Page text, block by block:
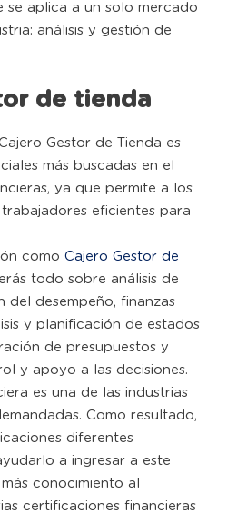
se aplica a un solo mercado
análisis y gestión de
de tienda
Gestor de Tienda es
más buscadas en el
ya que permite a los
eficientes para
como Cajero Gestor de
todo sobre análisis de
del desempeño, finanzas
y planificación de estados
de presupuestos y
y apoyo a las decisiones.
es una de las industrias
Como resultado,
diferentes
a ingresar a este
conocimiento al
certificaciones financieras